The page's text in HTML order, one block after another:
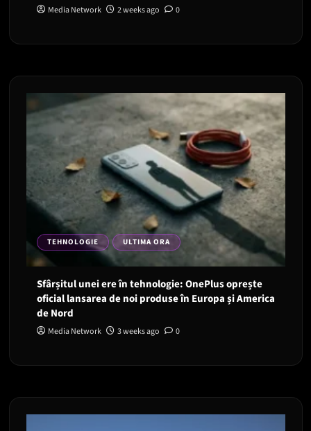
Media Network 2 weeks ago 0
TEHNOLOGIE ULTIMA ORA
Sfârșitul unei ere în tehnologie: OnePlus oprește
oficial lansarea de noi produse în Europa și America
de Nord
Media Network 3 weeks ago 0